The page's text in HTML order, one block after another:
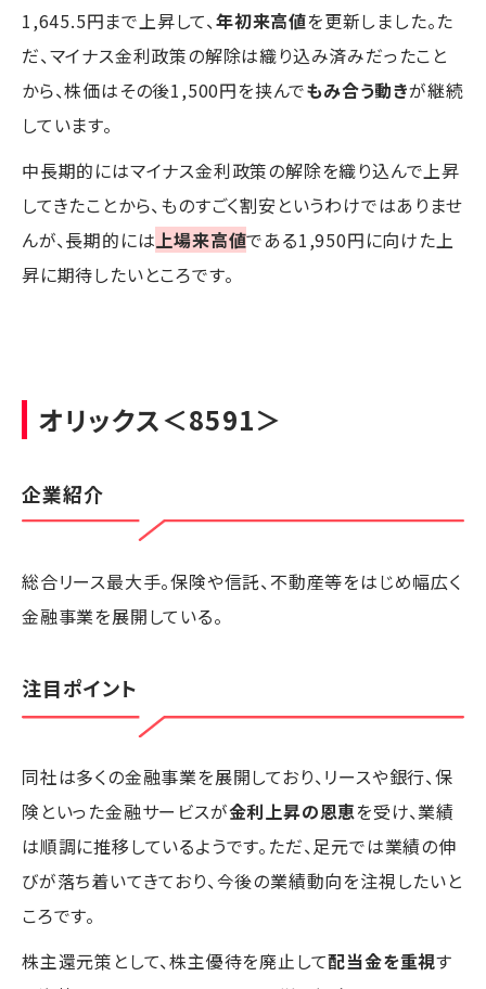
1,645.5円まで上昇して、年初来高値を更新しました。た
だ、マイナス金利政策の解除は織り込み済みだったこと
から、株価はその後1,500円を挟んでもみ合う動きが継続
しています。
中長期的にはマイナス金利政策の解除を織り込んで上昇
してきたことから、ものすごく割安というわけではありませ
んが、長期的には 上場来高値である1,950円に向けた上
昇に期待したいところです。
オリックス＜8591＞
企業紹介
総合リース最大手。保険や信託、不動産等をはじめ幅広く
金融事業を展開している。
注目ポイント
同社は多くの金融事業を展開しており、リースや銀行、保
険といった金融サービスが金利上昇の恩恵を受け、業績
は順調に推移しているようです。ただ、足元では業績の伸
びが落ち着いてきており、今後の業績動向を注視したいと
ころです。
株主還元策として、株主優待を廃止して配当金を重視す